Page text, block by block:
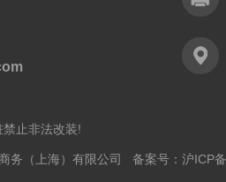
止非法改装!
务（上海）有限公司 备案号： 沪ICP